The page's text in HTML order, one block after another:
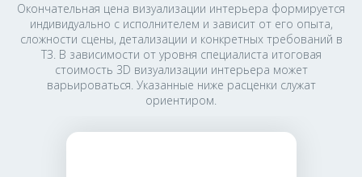
Окончательная цена визуализации интерьера формируется
индивидуально с исполнителем и зависит от его опыта,
сложности сцены, детализации и конкретных требований в
ТЗ. В зависимости от уровня специалиста итоговая
стоимость 3D визуализации интерьера может
варьироваться. Указанные ниже расценки служат
ориентиром.